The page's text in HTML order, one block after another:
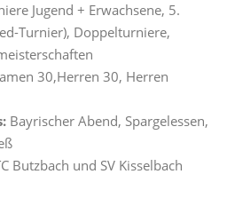
Jugend + Erwachsene, 5.
Turnier), Doppelturniere,
30,Herren 30, Herren
Bayrischer Abend, Spargelessen,
Butzbach und SV Kisselbach